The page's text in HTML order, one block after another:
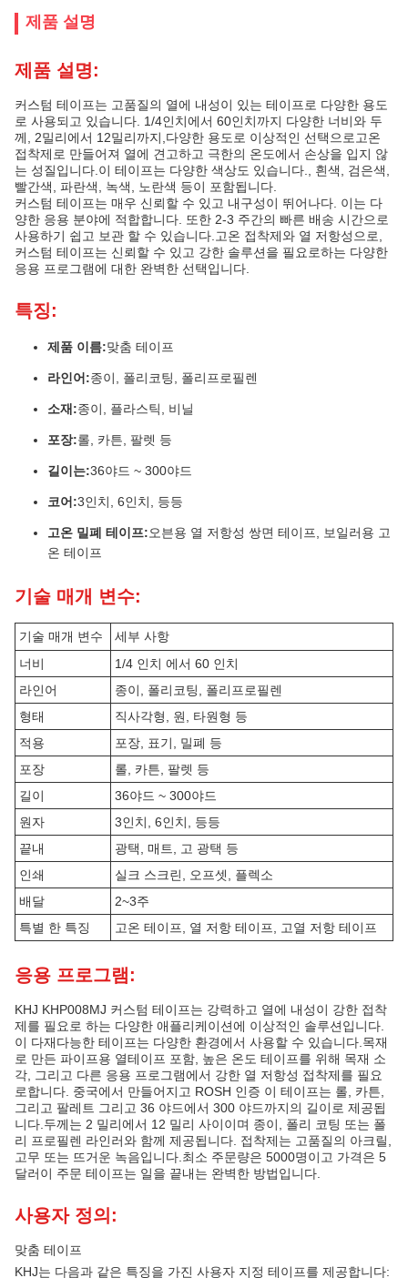
제품 설명
제품 설명:
커스텀 테이프는 고품질의 열에 내성이 있는 테이프로 다양한 용도
로 사용되고 있습니다. 1/4인치에서 60인치까지 다양한 너비와 두
께, 2밀리에서 12밀리까지,다양한 용도로 이상적인 선택으로고온
접착제로 만들어져 열에 견고하고 극한의 온도에서 손상을 입지 않
는 성질입니다.이 테이프는 다양한 색상도 있습니다., 흰색, 검은색,
빨간색, 파란색, 녹색, 노란색 등이 포함됩니다.
커스텀 테이프는 매우 신뢰할 수 있고 내구성이 뛰어나다. 이는 다
양한 응용 분야에 적합합니다. 또한 2-3 주간의 빠른 배송 시간으로
사용하기 쉽고 보관 할 수 있습니다.고온 접착제와 열 저항성으로,
커스텀 테이프는 신뢰할 수 있고 강한 솔루션을 필요로하는 다양한
응용 프로그램에 대한 완벽한 선택입니다.
특징:
제품 이름:맞춤 테이프
라인어:종이, 폴리코팅, 폴리프로필렌
소재:종이, 플라스틱, 비닐
포장:롤, 카튼, 팔렛 등
길이는:36야드 ~ 300야드
코어:3인치, 6인치, 등등
고온 밀폐 테이프:오븐용 열 저항성 쌍면 테이프, 보일러용 고
온 테이프
기술 매개 변수:
기술 매개 변수
세부 사항
너비
1/4 인치 에서 60 인치
라인어
종이, 폴리코팅, 폴리프로필렌
형태
직사각형, 원, 타원형 등
적용
포장, 표기, 밀폐 등
포장
롤, 카튼, 팔렛 등
길이
36야드 ~ 300야드
원자
3인치, 6인치, 등등
끝내
광택, 매트, 고 광택 등
인쇄
실크 스크린, 오프셋, 플렉소
배달
2~3주
특별 한 특징
고온 테이프, 열 저항 테이프, 고열 저항 테이프
응용 프로그램:
KHJ KHP008MJ 커스텀 테이프는 강력하고 열에 내성이 강한 접착
제를 필요로 하는 다양한 애플리케이션에 이상적인 솔루션입니다.
이 다재다능한 테이프는 다양한 환경에서 사용할 수 있습니다.목재
로 만든 파이프용 열테이프 포함, 높은 온도 테이프를 위해 목재 소
각, 그리고 다른 응용 프로그램에서 강한 열 저항성 접착제를 필요
로합니다. 중국에서 만들어지고 ROSH 인증 이 테이프는 롤, 카튼,
그리고 팔레트 그리고 36 야드에서 300 야드까지의 길이로 제공됩
니다.두께는 2 밀리에서 12 밀리 사이이며 종이, 폴리 코팅 또는 폴
리 프로필렌 라인러와 함께 제공됩니다. 접착제는 고품질의 아크릴,
고무 또는 뜨거운 녹음입니다.최소 주문량은 5000명이고 가격은 5
달러이 주문 테이프는 일을 끝내는 완벽한 방법입니다.
사용자 정의:
맞춤 테이프
KHJ는 다음과 같은 특징을 가진 사용자 지정 테이프를 제공합니다: